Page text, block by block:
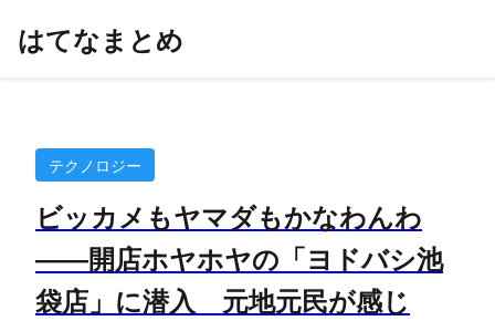
はてなまとめ
テクノロジー
ビッカメもヤマダもかなわんわ
――開店ホヤホヤの「ヨドバシ池
袋店」に潜入 元地元民が感じ